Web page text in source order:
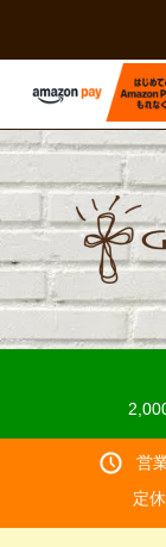
営
定